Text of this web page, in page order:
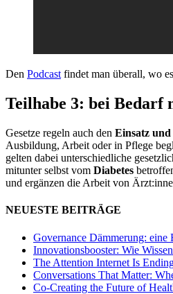
Den Podcast findet man überall, wo
Teilhabe 3: bei Bedarf
Gesetze regeln auch den Einsatz und
Ausbildung, Arbeit oder in Pflege
gelten dabei unterschiedliche
mitunter selbst vom Diabetes
und ergänzen die Arbeit von
NEUESTE BEITRÄGE
Governance Dämmerung:
Innovationsbooster: Wie
The Attention Internet Is
Conversations That Matter:
Co-Creating the Future of